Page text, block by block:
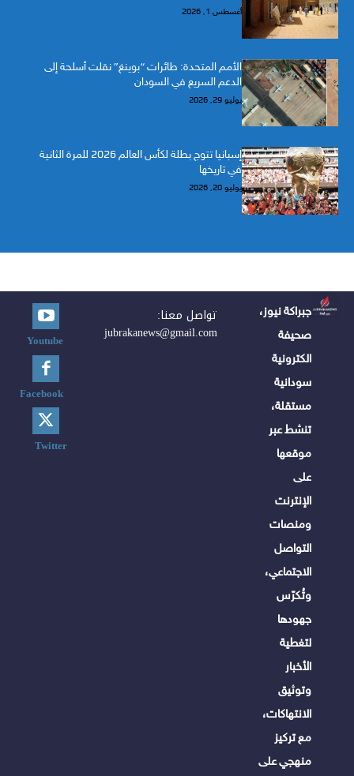
أغسطس 1, 2026
الأمم المتحدة: طائرات “بوينغ” نقلت أسلحة إلى
الدعم السريع في السودان
يوليو 29, 2026
إسبانيا تتوج بطلة لكأس العالم 2026 للمرة الثانية
في تاريخها
يوليو 20, 2026
جبراكة نيوز،
صحيفة
الكترونية
سودانية
مستقلة،
تنشط عبر
موقعها
على
الإنترنت
ومنصات
التواصل
الاجتماعي،
وتُكرّس
جهودها
لتغطية
الأخبار
وتوثيق
الانتهاكات،
مع تركيز
منهجي على
تواصل معنا:
jubrakanews@gmail.com
Youtube
Facebook
Twitter